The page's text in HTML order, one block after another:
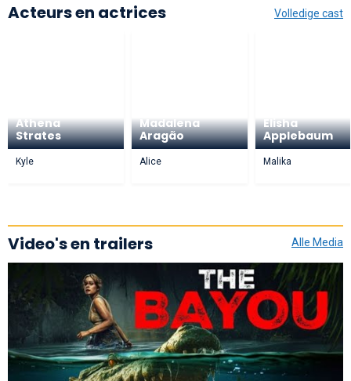
Volledige cast
Acteurs en actrices
Athena
Strates
Kyle
Madalena
Aragão
Alice
Elisha
Applebaum
Malika
Alle Media
Video's en trailers